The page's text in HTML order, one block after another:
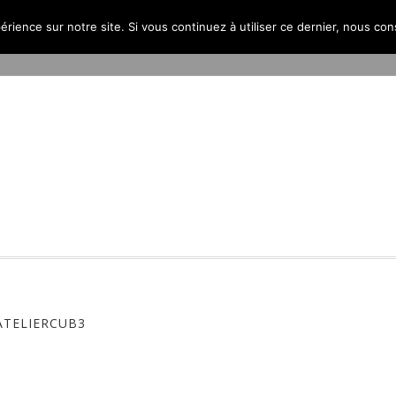
PROJETS L’AGENCE CONTACT
sur notre site. Si vous continuez à utiliser ce dernier, nous